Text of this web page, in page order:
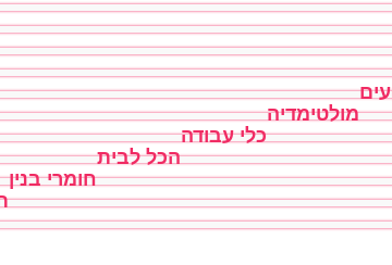
מולטימדיה
כלי עבודה
הכל לבית
חומרי בנין